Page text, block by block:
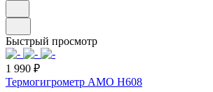
Быстрый просмотр
1 990 ₽
Термогигрометр AMO H608